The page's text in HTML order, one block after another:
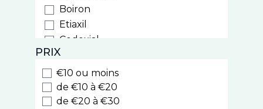
Boiron
Etiaxil
Codexial
Puressentiel
Therascience
Ceva
Superdiet
PRIX
€10 ou moins
de €10 à €20
de €20 à €30